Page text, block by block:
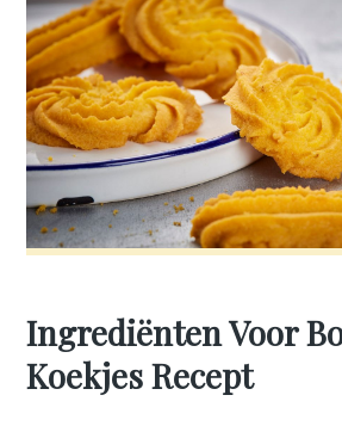
Ingrediënten Voor
Koekjes Recept